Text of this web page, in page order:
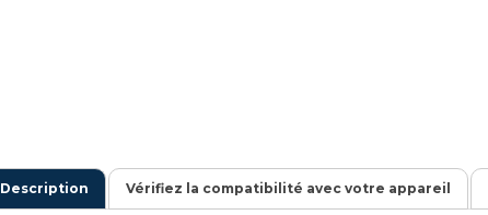
Description Vérifiez la compatibilité avec votre appareil